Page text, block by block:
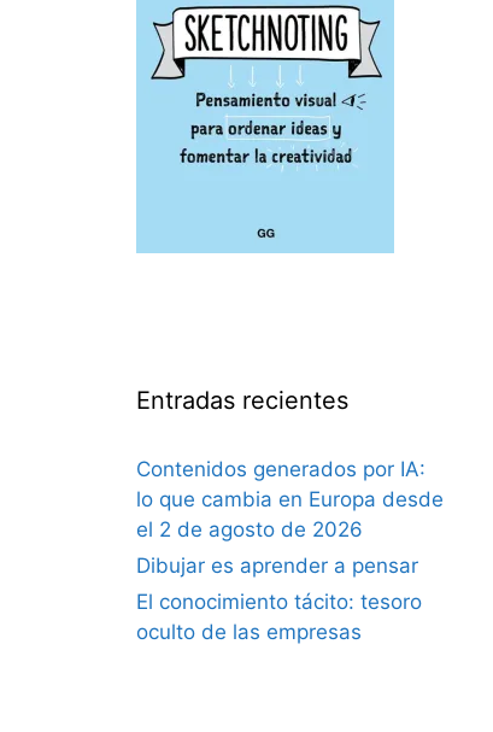
Entradas recientes
Contenidos generados por IA:
lo que cambia en Europa desde
el 2 de agosto de 2026
Dibujar es aprender a pensar
El conocimiento tácito: tesoro
oculto de las empresas